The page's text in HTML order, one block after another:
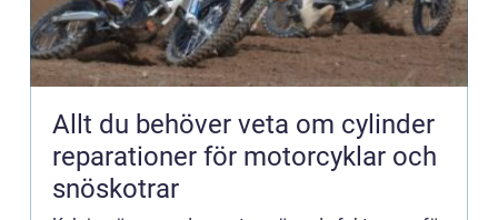
Allt du behöver veta om cylinder
reparationer för motorcyklar och
snöskotrar